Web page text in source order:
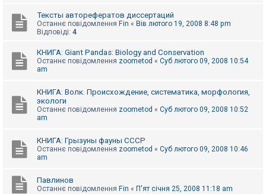
Тексты авторефератов диссертаций
Останнє повідомлення Fin « Вів лютого 19, 2008 8:48 pm
Відповіді: 4
КНИГА: Giant Pandas: Biology and Conservation
Останнє повідомлення zoometod « Суб лютого 09, 2008 10:54
am
КНИГА: Волк. Происхождение, систематика, морфология,
экологи
Останнє повідомлення zoometod « Суб лютого 09, 2008 10:52
am
КНИГА: Грызуны фауны СССР
Останнє повідомлення zoometod « Суб лютого 09, 2008 10:46
am
Павлинов
Останнє повідомлення Fin « П'ят січня 25, 2008 11:18 am